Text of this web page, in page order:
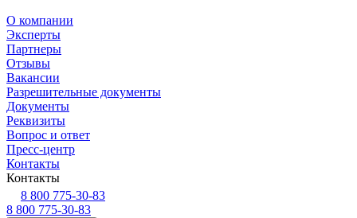
О компании
Эксперты
Партнеры
Отзывы
Вакансии
Разрешительные документы
Документы
Реквизиты
Вопрос и ответ
Пресс-центр
Контакты
Контакты
8 800 775-30-83
8 800 775-30-83